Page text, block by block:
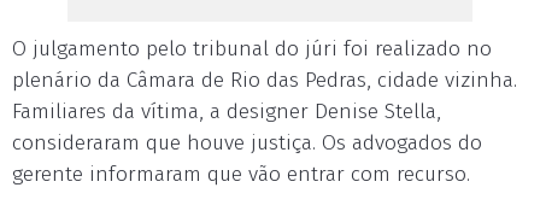
O julgamento pelo tribunal do júri foi realizado no
plenário da Câmara de Rio das Pedras, cidade vizinha.
Familiares da vítima, a designer Denise Stella,
consideraram que houve justiça. Os advogados do
gerente informaram que vão entrar com recurso.